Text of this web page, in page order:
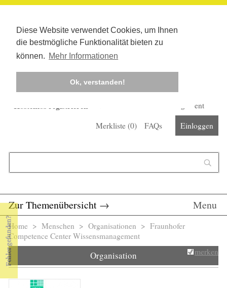
Diese Website verwendet Cookies, um Ihnen
die bestmögliche Funktionalität bieten zu
können. Mehr Informationen
Ok, verstanden!
Kostenlos registrieren
Corona-Management
Merkliste (0) FAQs Einloggen
Zur Themenübersicht → Menu
Sie sind hier
Home > Menschen > Organisationen > Fraunhofer
Competence Center Wissensmanagement
Organisation merken